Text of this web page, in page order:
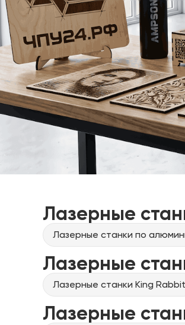
Лазерные
Лазерные станки по
Лазерные
Лазерные станки King Rabbit
Лазерные